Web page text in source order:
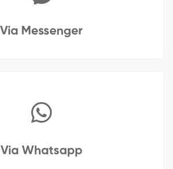
Via Messenger
Via Whatsapp